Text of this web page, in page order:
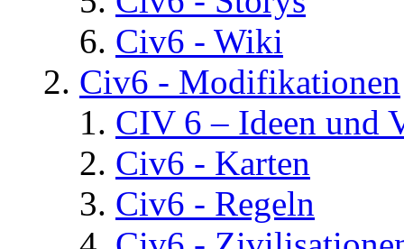
Civ6 - Wiki
Civ6 - Modifikationen
CIV 6 – Ideen und
Civ6 - Karten
Civ6 - Regeln